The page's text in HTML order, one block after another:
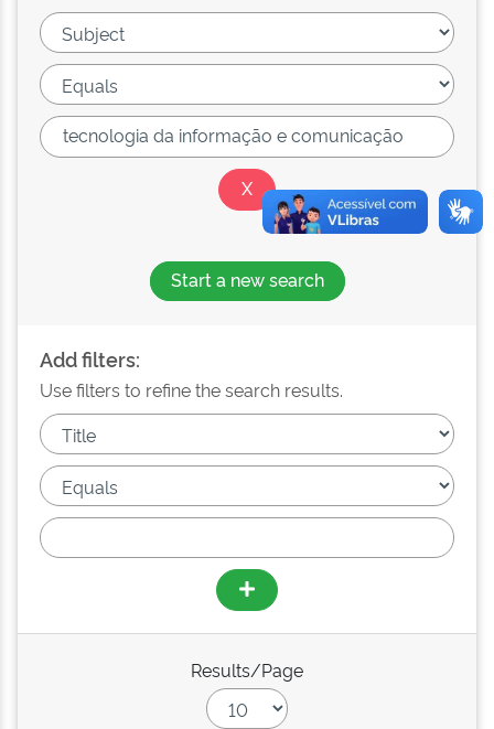
Start a new search
Add filters:
Use filters to refine the search results.
Results/Page